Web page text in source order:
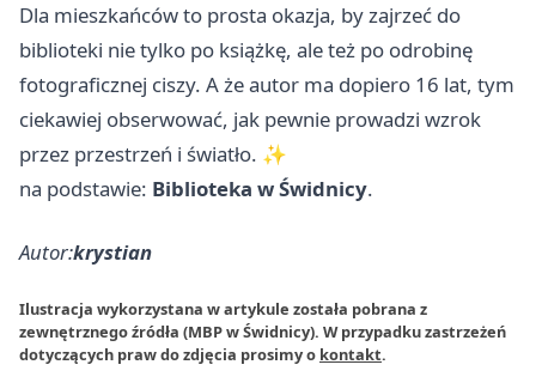
Dla mieszkańców to prosta okazja, by zajrzeć do
biblioteki nie tylko po książkę, ale też po odrobinę
fotograficznej ciszy. A że autor ma dopiero 16 lat, tym
ciekawiej obserwować, jak pewnie prowadzi wzrok
przez przestrzeń i światło. ✨
na podstawie: Biblioteka w Świdnicy.
Autor:krystian
Ilustracja wykorzystana w artykule została pobrana z
zewnętrznego źródła (MBP w Świdnicy). W przypadku zastrzeżeń
dotyczących praw do zdjęcia prosimy o kontakt.